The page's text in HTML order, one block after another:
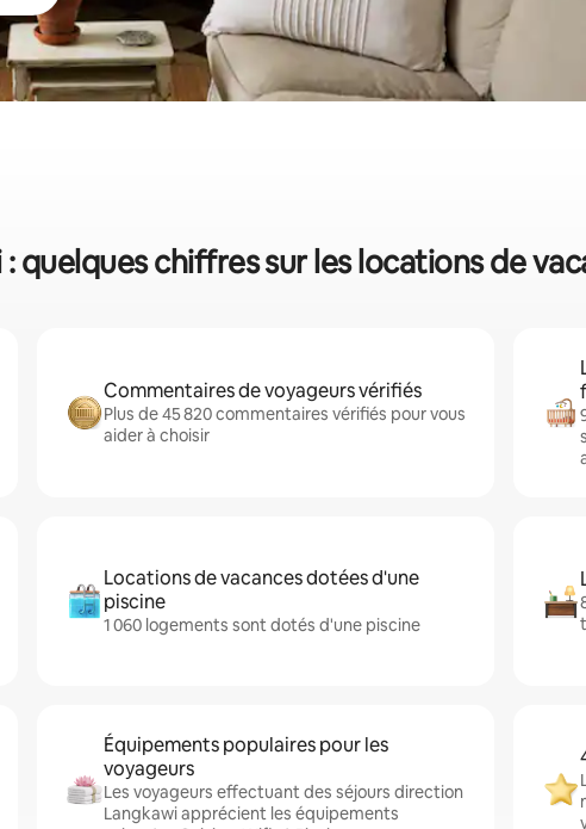
quelques chiffres sur les locations de
Commentaires de voyageurs vérifiés
Plus de 45 820 commentaires vérifiés pour vous
aider à choisir
Locations de vacances dotées d'une
piscine
1 060 logements sont dotés d'une piscine
Équipements populaires pour les
voyageurs
Les voyageurs effectuant des séjours direction
Langkawi apprécient les équipements